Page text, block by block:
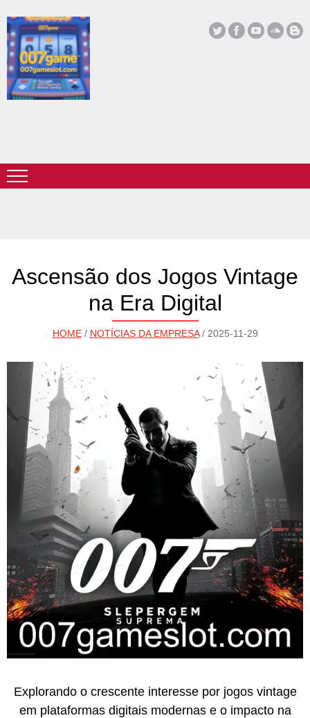
Ascensão dos Jogos Vintage
na Era Digital
HOME/ NOTÍCIAS DA EMPRESA/ 2025-11-29
Explorando o crescente interesse por jogos vintage
em plataformas digitais modernas e o impacto na